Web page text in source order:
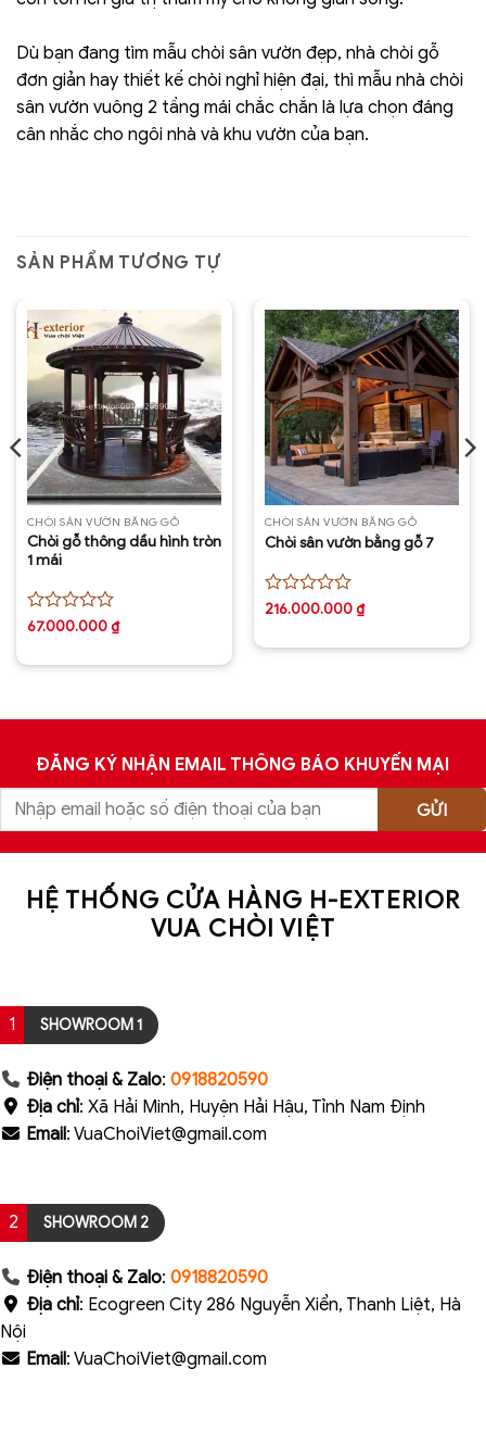
Dù bạn đang tìm mẫu chòi sân vườn đẹp, nhà chòi gỗ
đơn giản hay thiết kế chòi nghỉ hiện đại, thì mẫu nhà chòi
sân vườn vuông 2 tầng mái chắc chắn là lựa chọn đáng
cân nhắc cho ngôi nhà và khu vườn của bạn.
SẢN PHẨM TƯƠNG TỰ
CHÒI SÂN VƯỜN BẰNG GỖ
Chòi gỗ thông dầu hình tròn
1 mái
Được
67.000.000₫
CHÒI SÂN VƯỜN BẰNG GỖ
Chòi sân vườn bằng gỗ 7
Được
216.000.000₫
ĐĂNG KÝ NHẬN EMAIL THÔNG BÁO KHUYẾN MẠI
HỆ THỐNG CỬA HÀNG H-EXTERIOR
VUA CHÒI VIỆT
1 SHOWROOM 1
Điện thoại & Zalo: 0918820590
Địa chỉ: Xã Hải Minh, Huyện Hải Hậu, Tỉnh Nam Định
Email: VuaChoiViet@gmail.com
2 SHOWROOM 2
Điện thoại & Zalo: 0918820590
Địa chỉ: Ecogreen City 286 Nguyễn Xiển, Thanh Liệt, Hà
Nội
Email: VuaChoiViet@gmail.com